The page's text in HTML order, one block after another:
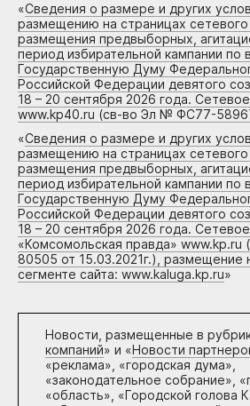
«Сведения о размере и других
размещению на страницах сетевого
размещения предвыборных,
период избирательной кампании по
Государственную Думу
Российской Федерации девятого
18 – 20 сентября 2026 года.
www.kp40.ru (св-во Эл № ФС77-
«Сведения о размере и других
размещению на страницах сетевого
размещения предвыборных,
период избирательной кампании по
Государственную Думу
Российской Федерации девятого
18 – 20 сентября 2026 года.
«Комсомольская правда»
80505 от 15.03.2021г.), размещение
сегменте сайта: www.kaluga.kp.ru»
Новости, размещенные в
компаний» и «Новости
«реклама», «городская дума»,
«законодательное собрание»,
«область», «Городской голова